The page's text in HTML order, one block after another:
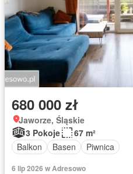
680 000 zł
Jaworze, Śląskie
3 Pokoje
67 m²
Balkon
Basen Piwnica
6 lip 2026 w Adresowo